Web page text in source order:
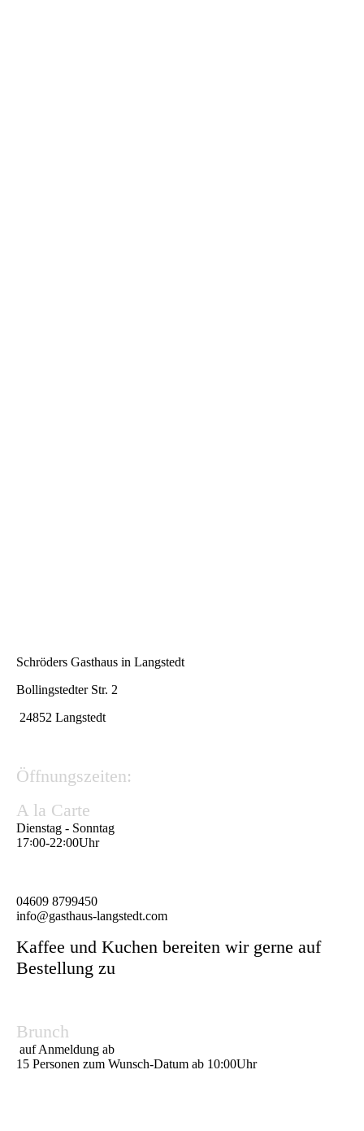
Schröders Gasthaus in Langstedt
Bollingstedter Str. 2
24852 Langstedt
Öffnungszeiten:
A la Carte
Dienstag ‐ Sonntag
17꞉00‐22꞉00Uhr
04609 8799450
info@gasthaus-langstedt.com
Kaffee und Kuchen bereiten wir gerne auf
Bestellung zu
Brunch
auf Anmeldung ab
15 Personen zum Wunsch-Datum ab 10:00Uhr